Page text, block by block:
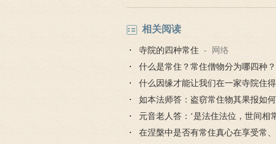
相关阅读
寺院的四种常住 - 网络
什么是常住？常住僧物分为哪四种？
什么因缘才能让我们在一家寺院住
如本法师答：盗窃常住物其果报如何
元音老人答：‘是法住法位，世间相
在涅槃中是否有常住真心在享受常